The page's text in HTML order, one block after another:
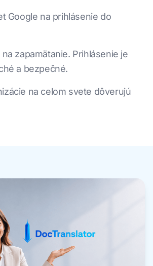
Google na prihlásenie do
zapamätanie. Prihlásenie je
a bezpečné.
na celom svete dôverujú